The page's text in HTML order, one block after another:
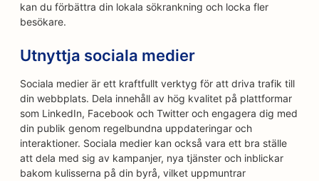
kan du förbättra din lokala sökrankning och locka fler
besökare.
Utnyttja sociala medier
Sociala medier är ett kraftfullt verktyg för att driva trafik till
din webbplats. Dela innehåll av hög kvalitet på plattformar
som LinkedIn, Facebook och Twitter och engagera dig med
din publik genom regelbundna uppdateringar och
interaktioner. Sociala medier kan också vara ett bra ställe
att dela med sig av kampanjer, nya tjänster och inblickar
bakom kulisserna på din byrå, vilket uppmuntrar